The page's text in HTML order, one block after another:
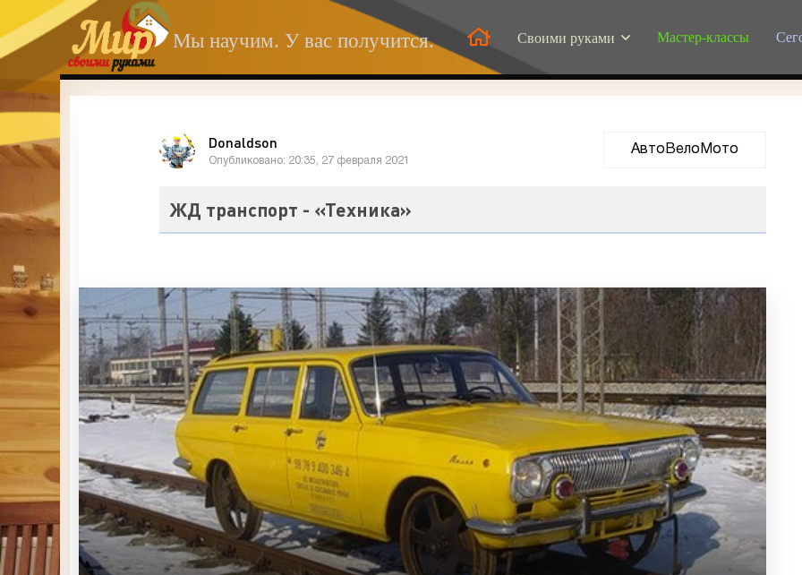
Мы научим. У вас получится. Своими руками Мастер-классы
Donaldson
Опубликовано: 20:35, 27 февраля 2021
АвтоВелоМото
ЖД транспорт - «Техника»